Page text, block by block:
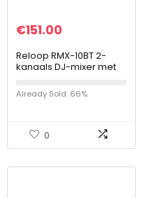
€151.00
Reloop RMX-10BT 2-
kanaals DJ-mixer met
Bluetooth-ingang voor
draadloze
Already Sold: 66%
0